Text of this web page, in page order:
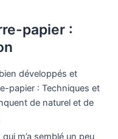
papier :
développés et
papier : Techniques et
de naturel et de
m’a semblé un peu